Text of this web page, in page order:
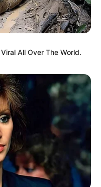
All Over The World.